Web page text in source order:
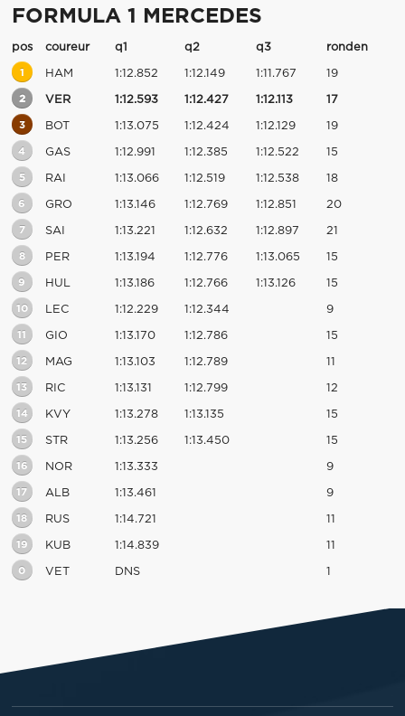
FORMULA 1 MERCEDES
pos coureur q1 q2 q3 ronden
1 HAM 1:12.852 1:12.149 1:11.767 19
2 VER 1:12.593 1:12.427 1:12.113 17
3 BOT 1:13.075 1:12.424 1:12.129 19
4 GAS 1:12.991 1:12.385 1:12.522 15
5 RAI 1:13.066 1:12.519 1:12.538 18
6 GRO 1:13.146 1:12.769 1:12.851 20
7 SAI 1:13.221 1:12.632 1:12.897 21
8 PER 1:13.194 1:12.776 1:13.065 15
9 HUL 1:13.186 1:12.766 1:13.126 15
10 LEC 1:12.229 1:12.344 9
11 GIO 1:13.170 1:12.786 15
12 MAG 1:13.103 1:12.789 11
13 RIC 1:13.131 1:12.799 12
14 KVY 1:13.278 1:13.135 15
15 STR 1:13.256 1:13.450 15
16 NOR 1:13.333 9
17 ALB 1:13.461 9
18 RUS 1:14.721 11
19 KUB 1:14.839 11
0 VET DNS 1